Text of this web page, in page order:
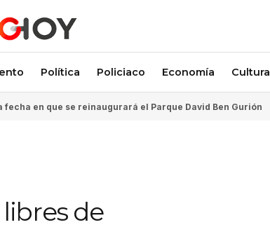
Política Policiaco Economía Cultura
fecha en que se reinaugurará el Parque David Ben Gurión
de